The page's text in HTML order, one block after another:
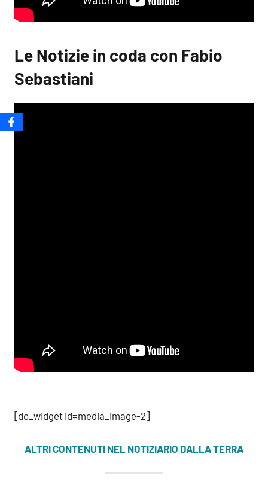
Le Notizie in coda con Fabio
Sebastiani
[do_widget id=media_image-2]
ALTRI CONTENUTI NEL NOTIZIARIO DALLA TERRA